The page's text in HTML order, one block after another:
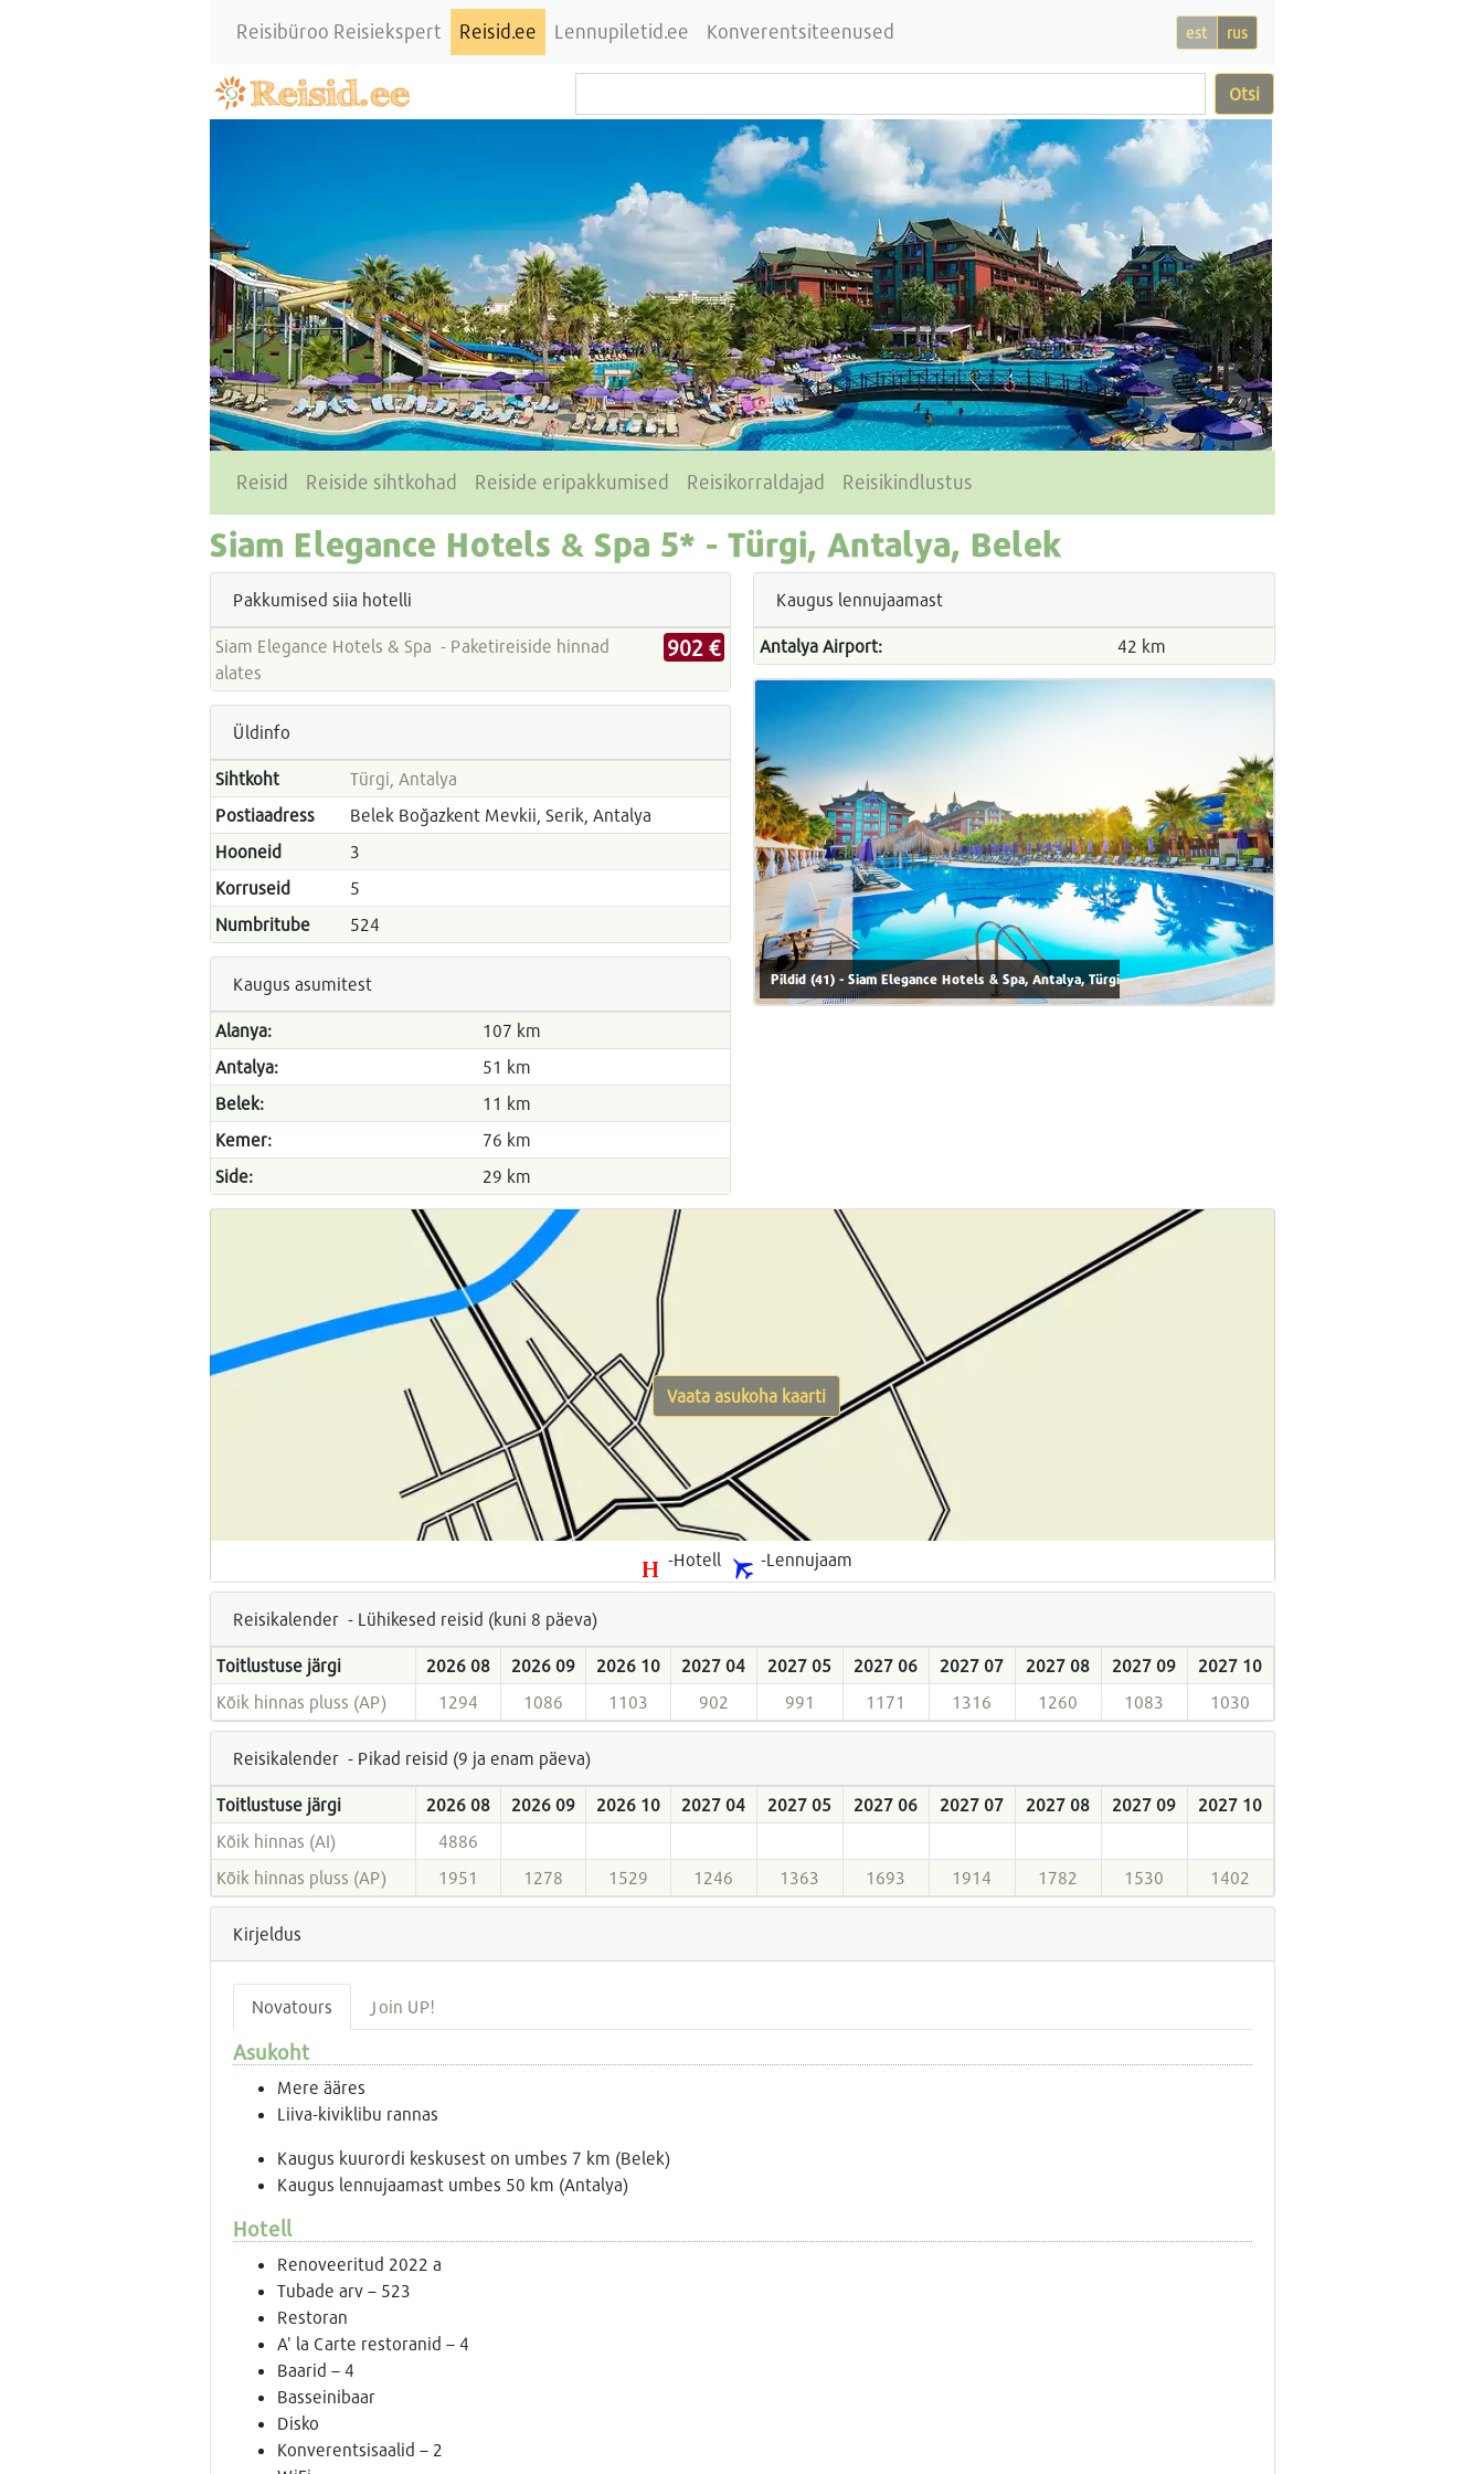
Reisibüroo Reisiekspert Reisid.ee Lennupiletid.ee Konverentsiteenused est rus
Otsi
Reisid Reiside sihtkohad Reiside eripakkumised Reisikorraldajad Reisikindlustus
Siam Elegance Hotels & Spa 5* - Türgi, Antalya, Belek
Pakkumised siia hotelli
Siam Elegance Hotels & Spa - Paketireiside hinnad
alates
902 €
Üldinfo
Sihtkoht
Türgi, Antalya
Postiaadress
Belek Boğazkent Mevkii, Serik, Antalya
Hooneid
3
Korruseid
5
Numbritube
524
Kaugus asumitest
Alanya:
107 km
Antalya:
51 km
Belek:
11 km
Kemer:
76 km
Side:
29 km
Kaugus lennujaamast
Antalya Airport: 42 km
Pildid (41) - Siam Elegance Hotels & Spa, Antalya, Türgi
-Hotell -Lennujaam
Vaata asukoha kaarti
Reisikalender - Lühikesed reisid (kuni 8 päeva)
Toitlustuse järgi 2026 08 2026 09 2026 10 2027 04 2027 05 2027 06 2027 07 2027 08 2027 09
2027 10
Kõik hinnas pluss (AP)
1294 1086 1103 902 991 1171 1316 1260 1083 1030
Reisikalender - Pikad reisid (9 ja enam päeva)
Toitlustuse järgi 2026 08 2026 09 2026 10 2027 04 2027 05 2027 06 2027 07 2027 08 2027 09
2027 10
Kõik hinnas (AI)
4886
Kõik hinnas pluss (AP)
1951 1278 1529 1246 1363 1693 1914 1782 1530 1402
Kirjeldus
Novatours Join UP!
Asukoht
Mere ääres
Liiva-kiviklibu rannas
Kaugus kuurordi keskusest on umbes 7 km (Belek)
Kaugus lennujaamast umbes 50 km (Antalya)
Hotell
Renoveeritud 2022 a
Tubade arv – 523
Restoran
A' la Carte restoranid – 4
Baarid – 4
Basseinibaar
Disko
Konverentsisaalid – 2